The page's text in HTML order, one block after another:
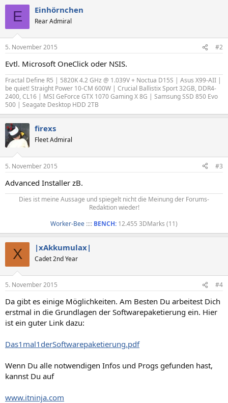
E Einhörnchen
Rear Admiral
5. November 2015 #2
Evtl. Microsoft OneClick oder NSIS.
Fractal Define R5 | 5820K 4.2 GHz @ 1.039V + Noctua D15S | Asus X99-AII |
be quiet! Straight Power 10-CM 600W | Crucial Ballistix Sport 32GB, DDR4-
2400, CL16 | MSI GeForce GTX 1070 Gaming X 8G | Samsung SSD 850 Evo
500 | Seagate Desktop HDD 2TB
firexs
Fleet Admiral
5. November 2015 #3
Advanced Installer zB.
Dies ist meine Aussage und spiegelt nicht die Meinung der Forums-
Redaktion wieder!
Worker-Bee :::: BENCH: 12.455 3DMarks (11)​
X |xAkkumulax|
Cadet 2nd Year
5. November 2015 #4
Da gibt es einige Möglichkeiten. Am Besten Du arbeitest Dich
erstmal in die Grundlagen der Softwarepaketierung ein. Hier
ist ein guter Link dazu:
Das1mal1derSoftwarepaketierung.pdf
Wenn Du alle notwendigen Infos und Progs gefunden hast,
kannst Du auf
www.itninja.com